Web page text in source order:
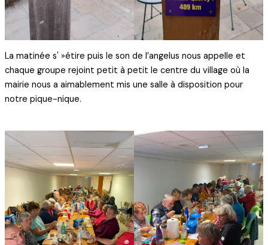
La matinée s' »étire puis le son de l’angelus nous appelle et
chaque groupe rejoint petit à petit le centre du village où la
mairie nous a aimablement mis une salle à disposition pour
notre pique-nique.